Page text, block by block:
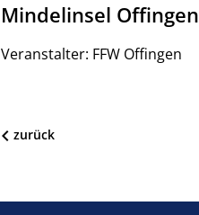
Mindelinsel Offingen
Veranstalter: FFW Offingen
zurück